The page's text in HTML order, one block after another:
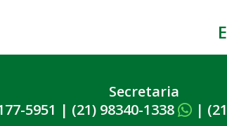
Secretaria
5951 | (21) 98340-1338 |